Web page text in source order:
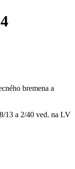
bremena a
13 a 2/40 ved. na LV